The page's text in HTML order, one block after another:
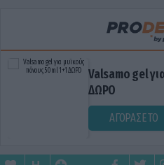
Valsamo gel
ΔΩΡΟ
ΑΓΟΡΑΣΕ ΤΟ